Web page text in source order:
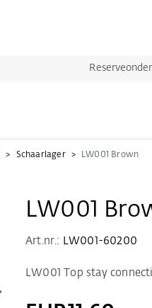
Schaarlager LW001 Brown
LW001
Art.nr.: LW001-60200
LW001 Top stay